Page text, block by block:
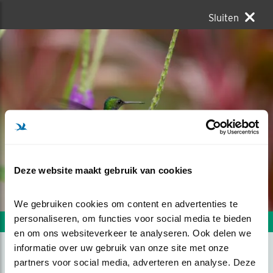
Deze website maakt gebruik van cookies
We gebruiken cookies om content en advertenties te
personaliseren, om functies voor social media te bieden
en om ons websiteverkeer te analyseren. Ook delen we
informatie over uw gebruik van onze site met onze
partners voor social media, adverteren en analyse. Deze
Sluiten
Volgende foto Vorige foto